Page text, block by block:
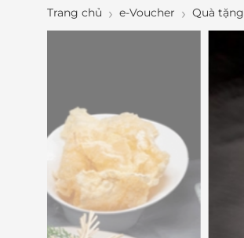
Trang chủ e-Voucher Quà tặng